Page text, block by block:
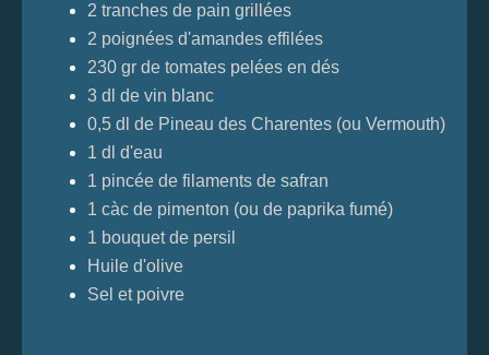
2 tranches de pain grillées
2 poignées d'amandes effilées
230 gr de tomates pelées en dés
3 dl de vin blanc
0,5 dl de Pineau des Charentes (ou Vermouth)
1 dl d'eau
1 pincée de filaments de safran
1 càc de pimenton (ou de paprika fumé)
1 bouquet de persil
Huile d'olive
Sel et poivre